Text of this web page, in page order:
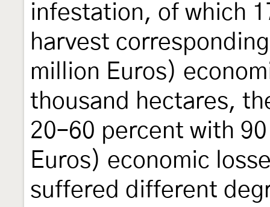
infestation, of which
harvest
million Euros)
thousand hectares,
20–60 percent with
Euros) economic
suffered different